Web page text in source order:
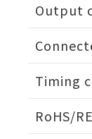
Output
Timing
RoHS/